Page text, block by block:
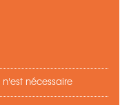
nécessaire